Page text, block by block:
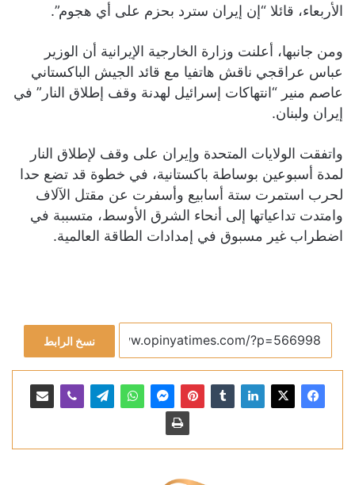
الأربعاء، قائلا “إن إيران سترد بحزم على أي هجوم”.
ومن جانبها، أعلنت وزارة الخارجية الإيرانية أن الوزير
عباس عراقجي ناقش هاتفيا مع قائد الجيش الباكستاني
عاصم منير “انتهاكات إسرائيل لهدنة وقف إطلاق النار” في
إيران ولبنان.
واتفقت الولايات المتحدة ​وإيران على وقف ​لإطلاق النار
⁠لمدة أسبوعين بوساطة باكستانية، في خطوة قد تضع حدا
لحرب استمرت ستة أسابيع ​وأسفرت عن مقتل الآلاف
وامتدت تداعياتها إلى ​أنحاء ⁠الشرق الأوسط، متسببة في
اضطراب غير مسبوق في إمدادات الطاقة العالمية.
نسخ الرابط